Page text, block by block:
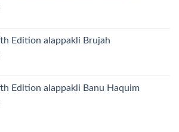
Edition alappakli Brujah
Edition alappakli Banu Haquim